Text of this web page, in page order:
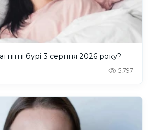
бурі 3 серпня 2026 року?
5,797